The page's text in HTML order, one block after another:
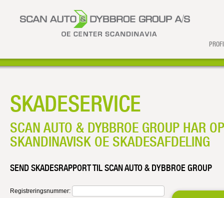
SKADESERVICE
SCAN AUTO & DYBBROE GROUP HAR
SKANDINAVISK OE SKADESAFDELING
SEND SKADESRAPPORT TIL SCAN AUTO & DYBBROE GROUP
Registreringsnummer: